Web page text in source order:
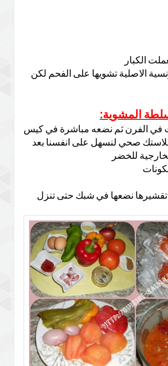
الكبار
الاصلية تشويها على الفحم لكن
المشوية:
في الفرن ثم نضعه مباشرة في كيس
صحي لنسهل على انفسنا بعد
للخضر
تقشيرها نضعها في شبك حتى تنزل